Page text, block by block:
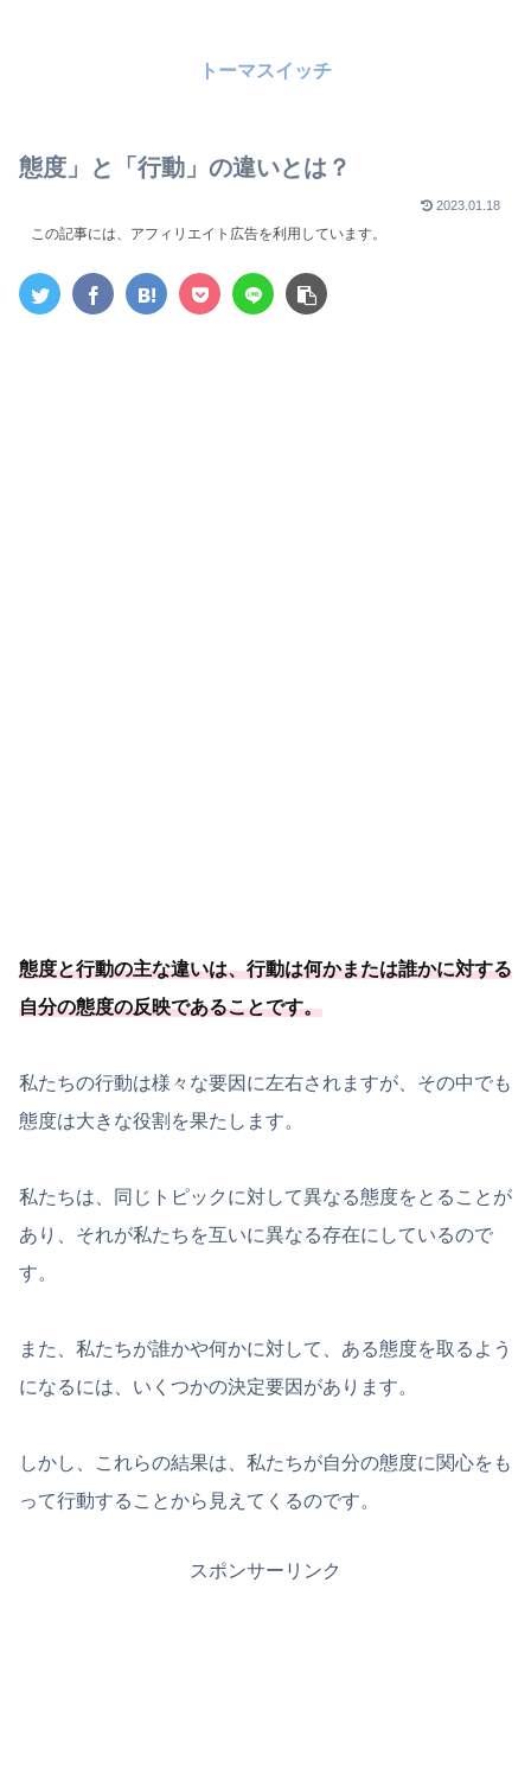
トーマスイッチ
態度」と「行動」の違いとは？
2023.01.18
この記事には、アフィリエイト広告を利用しています。
態度と行動の主な違いは、行動は何かまたは誰かに対する
自分の態度の反映であることです。
私たちの行動は様々な要因に左右されますが、その中でも
態度は大きな役割を果たします。
私たちは、同じトピックに対して異なる態度をとることが
あり、それが私たちを互いに異なる存在にしているので
す。
また、私たちが誰かや何かに対して、ある態度を取るよう
になるには、いくつかの決定要因があります。
しかし、これらの結果は、私たちが自分の態度に関心をも
って行動することから見えてくるのです。
スポンサーリンク